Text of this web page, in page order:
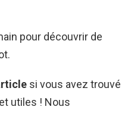
pour découvrir de
si vous avez trouvé
utiles ! Nous